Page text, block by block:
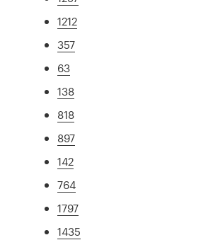
1212
357
63
138
818
897
142
764
1797
1435